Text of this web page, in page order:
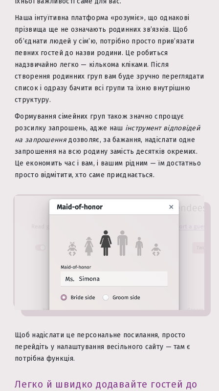
Наша інтуїтивна платформа «розуміє», що однакові
прізвища ще не означають родинних зв’язків. Щоб
об’єднати людей у сім’ю, потрібно просто прив’язати
певних гостей до назви родини. Це робиться
надзвичайно легко — кількома кліками. Після
створення родинних груп вам буде зручно переглядати
список і одразу бачити всі групи та їхню внутрішню
структуру.
Формування сімейних груп також значно спрощує
розсилку запрошень, адже наш інструмент відповідей
на запрошеннядозволяє, за бажання, надіслати одне
запрошення на всю родину замість десятків окремих.
Це економить час і вам, і вашим рідним — їм достатньо
просто відмітити, хто саме приєднається.
Щоб надіслати це персональне посилання, просто
перейдіть у налаштування весільного сайту — там є
потрібна функція.
Легко й швидко додавайте гостей до